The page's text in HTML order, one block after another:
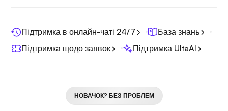
Підтримка в онлайн-чаті 24/7
База знань
Підтримка щодо заявок
Підтримка UltaAI
НОВАЧОК? БЕЗ ПРОБЛЕМ